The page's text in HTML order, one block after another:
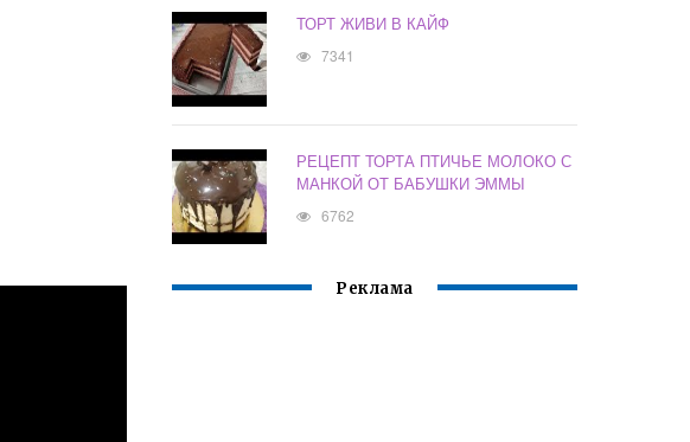
ТОРТ ЖИВИ В КАЙФ
7341
РЕЦЕПТ ТОРТА ПТИЧЬЕ МОЛОКО С
МАНКОЙ ОТ БАБУШКИ ЭММЫ
6762
Реклама